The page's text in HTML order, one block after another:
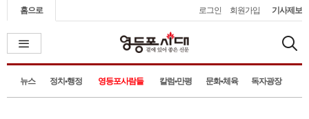
홈으로 로그인 회원가입 기사제보
뉴스 정치•행정 영등포사람들 칼럼•만평 문화•체육 독자광장